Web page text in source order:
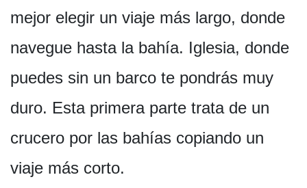
mejor elegir un viaje más largo, donde
navegue hasta la bahía. Iglesia, donde
puedes sin un barco te pondrás muy
duro. Esta primera parte trata de un
crucero por las bahías copiando un
viaje más corto.